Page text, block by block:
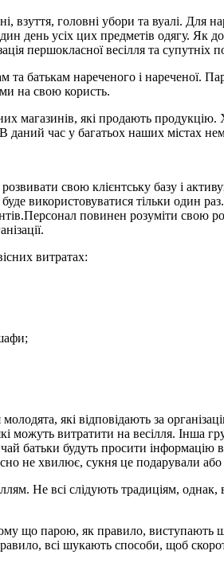
головні убори та вуалі. Для
день усіх цих предметів одягу.
першокласної весілля та
батькам нареченого і нареченої.
на свою користь.
магазинів, які продають
даний час у багатьох наших містах
свою клієнтську базу і
використовуватися тільки один
повинен розуміти свою
витратах:
які відповідають за
можуть витратити на весілля. Інша
батьки будуть просити інформацію
не хвилює, сукня це подарували
Не всі слідують традиціям,
що парою, як правило,
всі шукають способи, щоб